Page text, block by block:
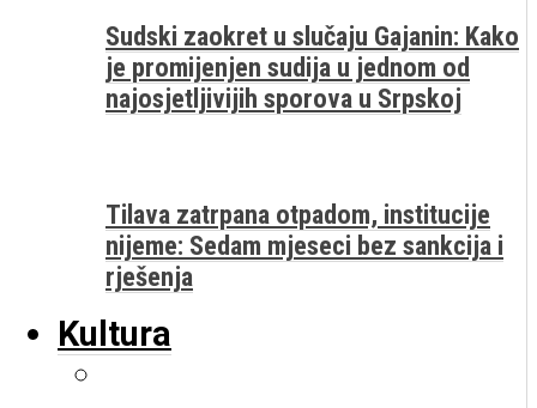
Sudski zaokret u slučaju Gajanin: Kako
je promijenjen sudija u jednom od
najosjetljivijih sporova u Srpskoj
Tilava zatrpana otpadom, institucije
nijeme: Sedam mjeseci bez sankcija i
rješenja
Kultura